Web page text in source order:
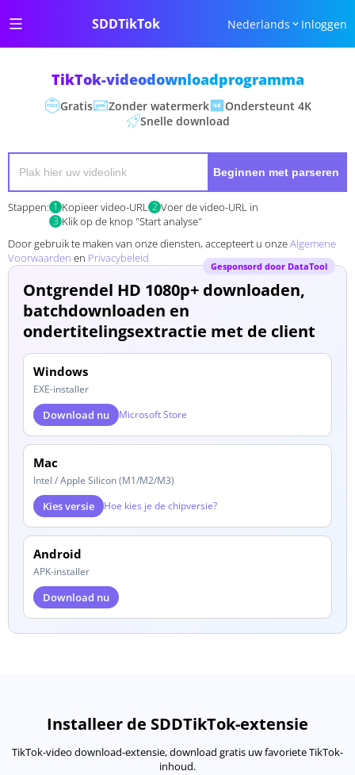
SDDTikTok Nederlands Inloggen
TikTok-videodownloadprogramma
Gratis Zonder watermerk
Ondersteunt 4K
Snelle download
Beginnen met parseren
Stappen: 1 Kopieer video-URL 2 Voer de video-URL in
3 Klik op de knop "Start analyse"
Door gebruik te maken van onze diensten, accepteert u onzeAlgemene
Voorwaarden en Privacybeleid
Gesponsord door DataTool
Ontgrendel HD 1080p+ downloaden,
batchdownloaden en
ondertitelingsextractie met de client
Windows
EXE-installer
Download nu Microsoft Store
Mac
Intel / Apple Silicon (M1/M2/M3)
Kies versie Hoe kies je de chipversie?
Android
APK-installer
Download nu
Installeer de SDDTikTok-extensie
TikTok-video download-extensie, download gratis uw favoriete TikTok-
inhoud.